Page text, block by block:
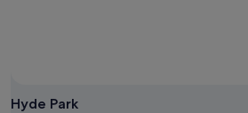
Hyde Park